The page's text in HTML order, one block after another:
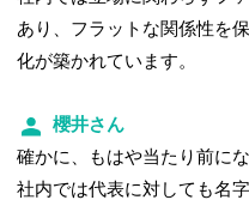
あり、フラットな関係性を
化が築かれています。
櫻井さん
確かに、もはや当たり前に
社内では代表に対しても名